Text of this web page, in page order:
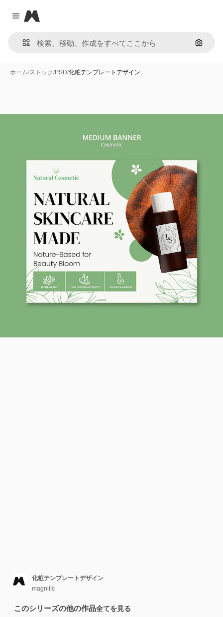
Close menu
Magnific
画像で
ホーム/ストック/PSD/化粧テンプレートデザイン
化粧テンプレートデザイン
magnific
このシリーズの他の作品全てを見る